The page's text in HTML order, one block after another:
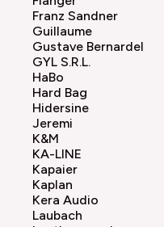
Franz Sandner
Guillaume
Gustave Bernardel
GYL S.R.L.
HaBo
Hard Bag
Hidersine
Jeremi
K&M
KA-LINE
Kapaier
Kaplan
Kera Audio
Laubach